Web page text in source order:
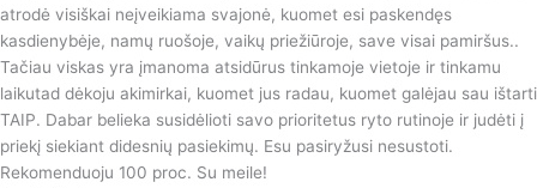
atrodė visiškai neįveikiama svajonė, kuomet esi paskendęs
kasdienybėje, namų ruošoje, vaikų priežiūroje, save visai pamiršus..
Tačiau viskas yra įmanoma atsidūrus tinkamoje vietoje ir tinkamu
laikutad dėkoju akimirkai, kuomet jus radau, kuomet galėjau sau ištarti
TAIP. Dabar belieka susidėlioti savo prioritetus ryto rutinoje ir judėti į
priekį siekiant didesnių pasiekimų. Esu pasiryžusi nesustoti.
Rekomenduoju 100 proc. Su meile!